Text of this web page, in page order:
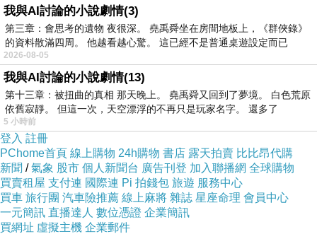
我與AI討論的小說劇情(3)
第三章：會思考的遺物 夜很深。 堯禹舜坐在房間地板上，《群俠錄》
的資料散滿四周。 他越看越心驚。 這已經不是普通桌遊設定而已
2026-08-05
我與AI討論的小說劇情(13)
第十三章：被扭曲的真相 那天晚上。 堯禹舜又回到了夢境。 白色荒原
依舊寂靜。 但這一次，天空漂浮的不再只是玩家名字。 還多了
5 小時前
登入 註冊
PChome首頁 線上購物 24h購物 書店 露天拍賣 比比昂代購
新聞 /氣象 股市 個人新聞台 廣告刊登 加入聯播網 全球購物
買賣租屋 支付連 國際連 Pi 拍錢包 旅遊 服務中心
買車 旅行團 汽車險推薦 線上麻將 雜誌 星座命理 會員中心
一元簡訊 直播達人 數位憑證 企業簡訊
買網址 虛擬主機 企業郵件